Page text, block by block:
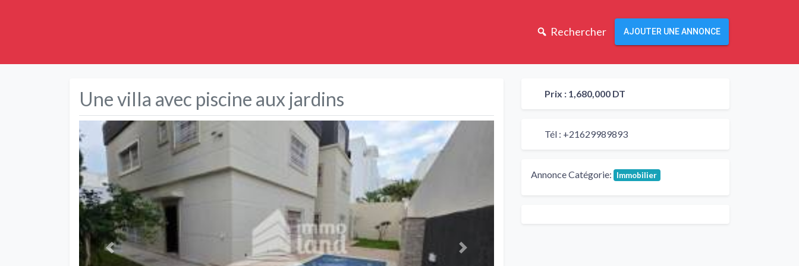
Rechercher AJOUTER UNE ANNONCE
Une villa avec piscine aux jardins
Précédent Suivant
Prix : 1,680,000 DT
Tél : +21629989893
Annonce Catégorie: Immobilier